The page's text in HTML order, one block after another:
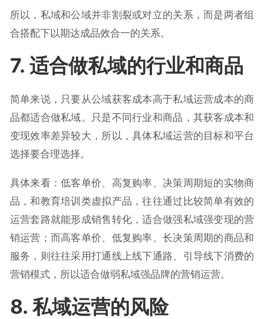
所以，私域和公域并非割裂或对立的关系，而是两者组
合搭配下以期达成品效合一的关系。
7. 适合做私域的行业和商品
简单来说，只要从公域获客成本高于私域运营成本的商
品都适合做私域。只是不同行业和商品，其获客成本和
变现效率差异较大，所以，具体私域运营的目标和平台
选择要合理选择。
具体来看：低客单价、高复购率、决策周期短的实物商
品，和教育培训类虚拟产品，往往通过比较简单有效的
运营套路就能形成销售转化，适合做强私域强变现的营
销运营；而高客单价、低复购率、长决策周期的商品和
服务，则往往采用打通线上线下通路、引导线下消费的
营销模式，所以适合做弱私域强品牌的营销运营。
8. 私域运营的风险